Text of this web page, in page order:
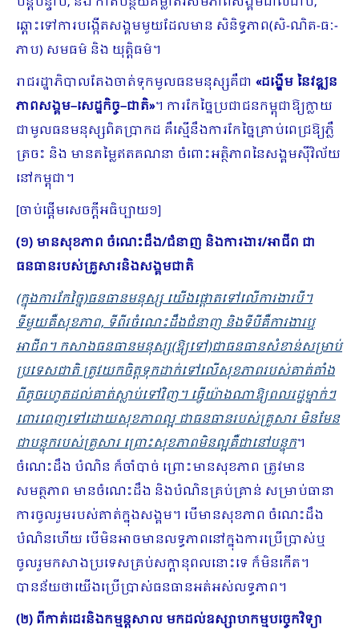
ឆ្ពោះទៅការបង្កើតសង្គមមួយដែលមាន សិនិទ្ធភាព(សិ-ណិត-ធៈ-
ភាប) សមធម៌ និង យុត្តិធម៌។
រាជរដ្ឋាភិបាលតែងចាត់ទុកមូលធនមនុស្សគឺជា «ដង្ហើម នៃវឌ្ឍន
ភាពសង្គម–សេដ្ឋកិច្ច–ជាតិ»។ ការកែច្នៃប្រជាជនកម្ពុជាឱ្យក្លាយ
ជាមូលធនមនុស្សពិតប្រាកដ គឺស្មើនឹងការកែច្នៃគ្រាប់ពេជ្រឱ្យភ្លឺ
ត្រចះ និង មានតម្លៃឥតគណនា ចំពោះអត្ថិភាពនៃសង្គមស៊ីវិល័យ
នៅកម្ពុជា។
[ចាប់ផ្ដើមសេចក្ដីអធិប្បាយ១]
(១) មានសុខភាព ចំណេះដឹង/ជំនាញ និងការងារ/អាជីព ជា
ធនធានរបស់គ្រួសារនិងសង្គមជាតិ
(ក្នុងការកែច្នៃ)ធនធានមនុស្ស យើងផ្ដោតទៅលើការងារបី។
ទីមួយគឺសុខភាព, ទីពីរចំណេះដឹងជំនាញ និងទីបីគឺការងារឬ
អាជីព។ កសាងធនធានមនុស្ស(ឱ្យទៅ)ជាធនធានសំខាន់សម្រាប់
ប្រទេសជាតិ ត្រូវយកចិត្តទុកដាក់ទៅលើសុខភាពរបស់គាត់តាំង
ពីតូចរហូតដល់គាត់ស្លាប់ទៅវិញ។ ធ្វើយ៉ាងណាឱ្យពលរដ្ឋម្នាក់ៗ
ពោរពេញទៅដោយសុខភាពល្អ ជាធនធានរបស់គ្រួសារ មិនមែន
ជាបន្ទុករបស់គ្រួសារ ព្រោះសុខភាពមិនល្អគឺជានៅបន្ទុក។
ចំណេះដឹង បំណិន ក៏ចាំបាច់ ព្រោះមានសុខភាព ត្រូវមាន
សមត្ថភាព មានចំណេះដឹង និងបំណិនគ្រប់គ្រាន់ សម្រាប់ធានា
ការចូលរួមរបស់គាត់ក្នុងសង្គម។ បើមានសុខភាព ចំណេះដឹង
បំណិនហើយ បើមិនអាចមានលទ្ធភាពនៅក្នុងការប្រើប្រាស់ឬ
ចូលរួមកសាងប្រទេសគ្រប់សក្តានុពលនោះទេ ក៏មិនកើត។
បានន័យថាយើងប្រើប្រាស់ធនធានអត់អស់លទ្ធភាព។
(២) ពីកាត់ដេរនិងកម្មន្តសាល មកដល់ឧស្សាហកម្មបច្ចេកវិទ្យា